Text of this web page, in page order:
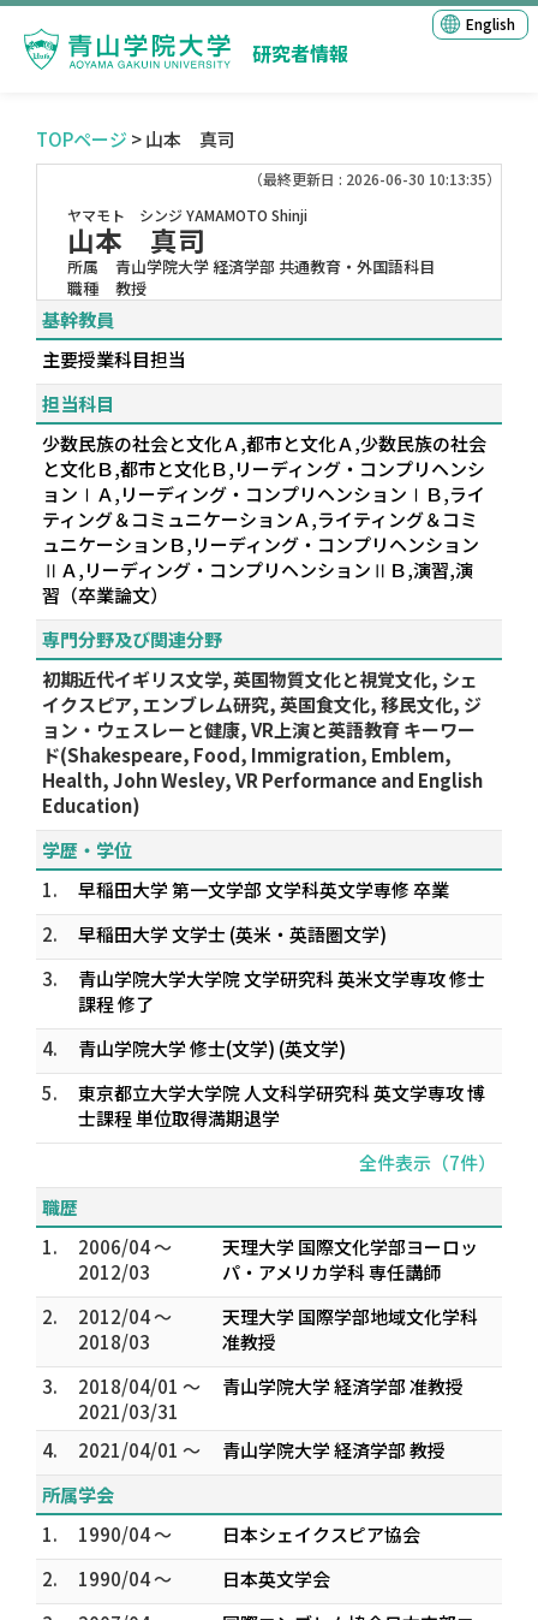
研究者情報
English
TOPページ > 山本 真司
（最終更新日 : 2026-06-30 10:13:35）
ヤマモト シンジ YAMAMOTO Shinji
山本 真司
所属
青山学院大学 経済学部 共通教育・外国語科目
職種
教授
基幹教員
主要授業科目担当
担当科目
少数民族の社会と文化Ａ,都市と文化Ａ,少数民族の社会
と文化Ｂ,都市と文化Ｂ,リーディング・コンプリヘンシ
ョンⅠＡ,リーディング・コンプリヘンションⅠＢ,ライ
ティング＆コミュニケーションＡ,ライティング＆コミ
ュニケーションＢ,リーディング・コンプリヘンション
ⅡＡ,リーディング・コンプリヘンションⅡＢ,演習,演
習（卒業論文）
専門分野及び関連分野
初期近代イギリス文学, 英国物質文化と視覚文化, シェ
イクスピア, エンブレム研究, 英国食文化, 移民文化, ジ
ョン・ウェスレーと健康, VR上演と英語教育 キーワー
ド(Shakespeare, Food, Immigration, Emblem,
Health, John Wesley, VR Performance and English
Education)
学歴・学位
1.
早稲田大学 第一文学部 文学科英文学専修 卒業
2.
早稲田大学 文学士 (英米・英語圏文学)
3.
青山学院大学大学院 文学研究科 英米文学専攻 修士
課程 修了
4.
青山学院大学 修士(文学) (英文学)
5.
東京都立大学大学院 人文科学研究科 英文学専攻 博
士課程 単位取得満期退学
全件表示（7件）
職歴
1.
2006/04 ～
2012/03
天理大学 国際文化学部ヨーロッ
パ・アメリカ学科 専任講師
2.
2012/04 ～
2018/03
天理大学 国際学部地域文化学科
准教授
3.
2018/04/01 ～
2021/03/31
青山学院大学 経済学部 准教授
4. 2021/04/01 ～
青山学院大学 経済学部 教授
所属学会
1.
1990/04 ～
日本シェイクスピア協会
2.
1990/04 ～
日本英文学会